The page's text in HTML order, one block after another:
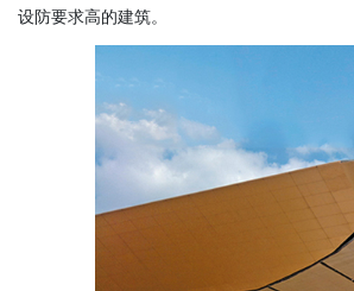
设防要求高的建筑。